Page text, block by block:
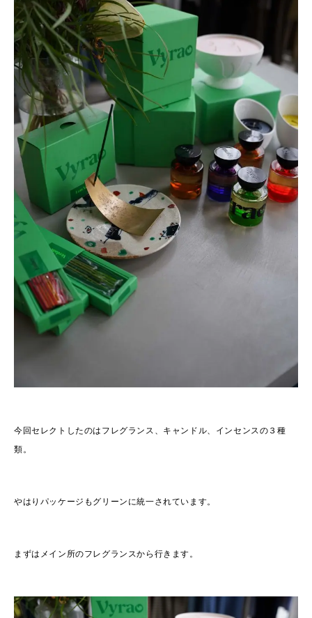
今回セレクトしたのはフレグランス、キャンドル、インセンスの３種
類。
やはりパッケージもグリーンに統一されています。
まずはメイン所のフレグランスから行きます。